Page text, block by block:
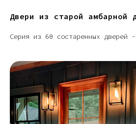
Двери из старой амбарной
Серия из 60 состаренных дверей -